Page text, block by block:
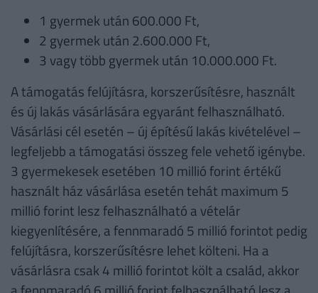
1 gyermek után 600.000 Ft,
2 gyermek után 2.600.000 Ft,
3 vagy több gyermek után 10.000.000 Ft.
A támogatás felújításra, korszerűsítésre, használt
és új lakás vásárlására egyaránt felhasználható.
Vásárlási cél esetén – új építésű lakás kivételével –
legfeljebb a támogatási összeg fele vehető igénybe.
3 gyermekesek esetében 10 millió forint értékű
használt ház vásárlása esetén tehát maximum 5
millió forint lesz felhasználható a vételár
kiegyenlítésére, a fennmaradó 5 millió forintot pedig
felújításra, korszerűsítésre lehet költeni. Ha a
vásárlásra csak 4 millió forintot költ a család, akkor